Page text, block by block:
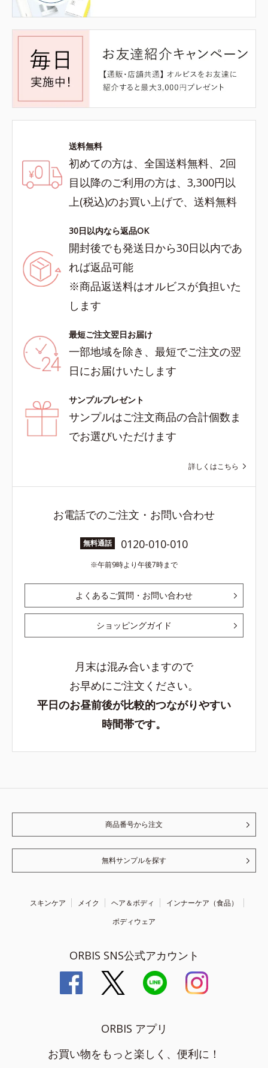
送料無料
初めての方は、全国送料無料、2回
目以降のご利用の方は、3,300円以
上(税込)のお買い上げで、送料無料
30日以内なら返品OK
開封後でも発送日から30日以内であ
れば返品可能
※商品返送料はオルビスが負担いた
します
最短ご注文翌日お届け
一部地域を除き、最短でご注文の翌
日にお届けいたします
サンプルプレゼント
サンプルはご注文商品の合計個数ま
でお選びいただけます
詳しくはこちら
お電話でのご注文・お問い合わせ
無料通話 0120-010-010
午前9時より午後7時まで
よくあるご質問・お問い合わせ
ショッピングガイド
月末は混み合いますので
お早めにご注文ください。
平日のお昼前後が比較的つながりやすい
時間帯です。
商品番号から注文
無料サンプルを探す
スキンケア メイク ヘア＆ボディ
インナーケア（食品）
ボディウェア
ORBIS SNS公式アカウント
ORBIS アプリ
お買い物をもっと楽しく、便利に！